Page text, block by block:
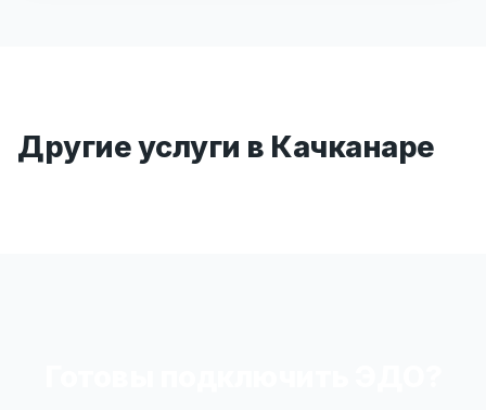
Другие услуги в Качканаре